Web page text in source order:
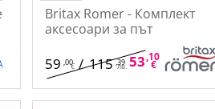
Britax Romer - Комплект
аксесоари за път
59 ,00€ /115 ,39
лв. 53,10
€ /103,85
лв.